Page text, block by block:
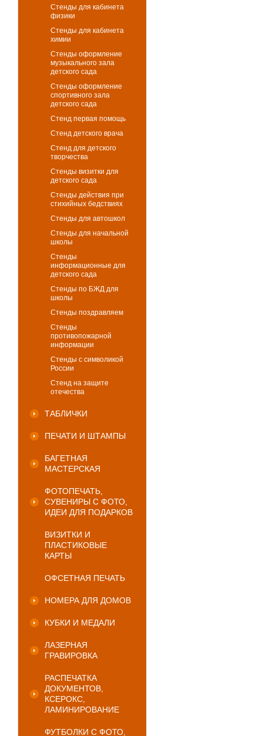
Стенды для кабинета
физики
Стенды для кабинета
химии
Стенды оформление
музыкального зала
детского сада
Стенды оформление
спортивного зала
детского сада
Стенд первая помощь
Стенд детского врача
Стенд для детского
творчества
Стенды визитки для
детского сада
Стенды действия при
стихийных бедствиях
Стенды для автошкол
Стенды для начальной
школы
Стенды
информационные для
детского сада
Стенды по БЖД для
школы
Стенды поздравляем
Стенды
противопожарной
информации
Стенды с символикой
России
Стенд на защите
отечества
ТАБЛИЧКИ
ПЕЧАТИ И ШТАМПЫ
БАГЕТНАЯ
МАСТЕРСКАЯ
ФОТОПЕЧАТЬ,
СУВЕНИРЫ С ФОТО,
ИДЕИ ДЛЯ ПОДАРКОВ
ВИЗИТКИ И
ПЛАСТИКОВЫЕ
КАРТЫ
ОФСЕТНАЯ ПЕЧАТЬ
НОМЕРА ДЛЯ ДОМОВ
КУБКИ И МЕДАЛИ
ЛАЗЕРНАЯ
ГРАВИРОВКА
РАСПЕЧАТКА
ДОКУМЕНТОВ,
КСЕРОКС,
ЛАМИНИРОВАНИЕ
ФУТБОЛКИ С ФОТО,